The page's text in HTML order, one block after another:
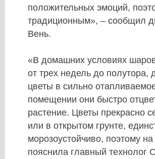
положительных эмоций,
традиционным», – сообщил
Вень.
«В домашних условиях
от трех недель до полутора,
цветы в сильно
помещении они быстро
растение. Цветы прекрасно
или в открытом грунте,
морозоустойчиво, поэтому
пояснила главный